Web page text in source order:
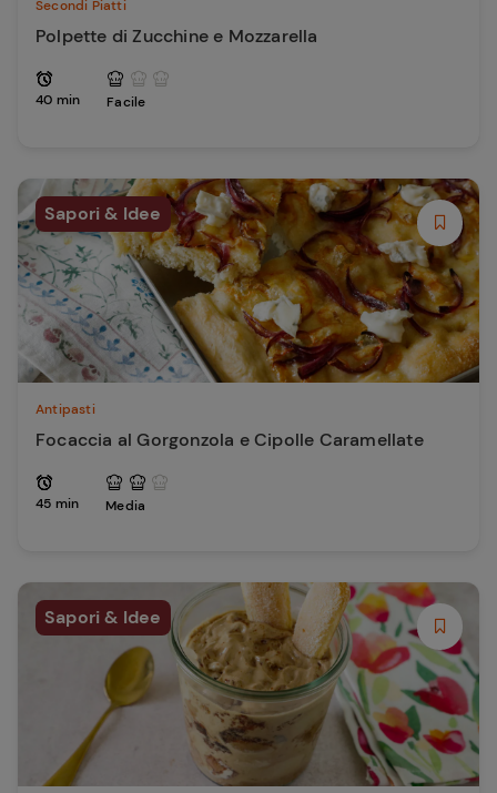
Secondi Piatti
Polpette di Zucchine e Mozzarella
40 min Facile
Sapori & Idee
Antipasti
Focaccia al Gorgonzola e Cipolle Caramellate
45 min Media
Sapori & Idee